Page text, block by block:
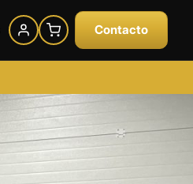
Contacto